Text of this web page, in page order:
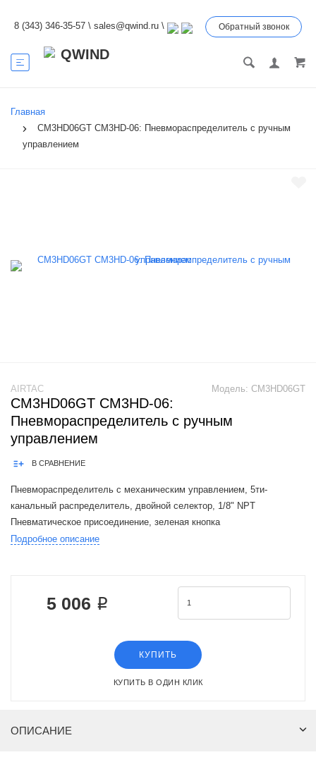
8 (343) 346-35-57 \ sales@qwind.ru \ Обратный звонок
Главная
CM3HD06GT CM3HD-06: Пневмораспределитель с ручным
управлением
Модель: CM3HD06GT
AIRTAC
CM3HD06GT CM3HD-06:
Пневмораспределитель с ручным
управлением
В СРАВНЕНИЕ
Пневмораспределитель с механическим управлением, 5ти-
канальный распределитель, двойной селектор, 1/8" NPT
Пневматическое присоединение, зеленая кнопка
Подробное описание
5 006 ₽
КУПИТЬ
КУПИТЬ В ОДИН КЛИК
ОПИСАНИЕ